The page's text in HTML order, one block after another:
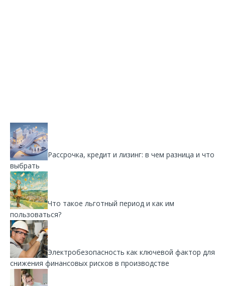
Рассрочка, кредит и лизинг: в чем разница и что
выбрать
Что такое льготный период и как им
пользоваться?
Электробезопасность как ключевой фактор для
снижения финансовых рисков в производстве